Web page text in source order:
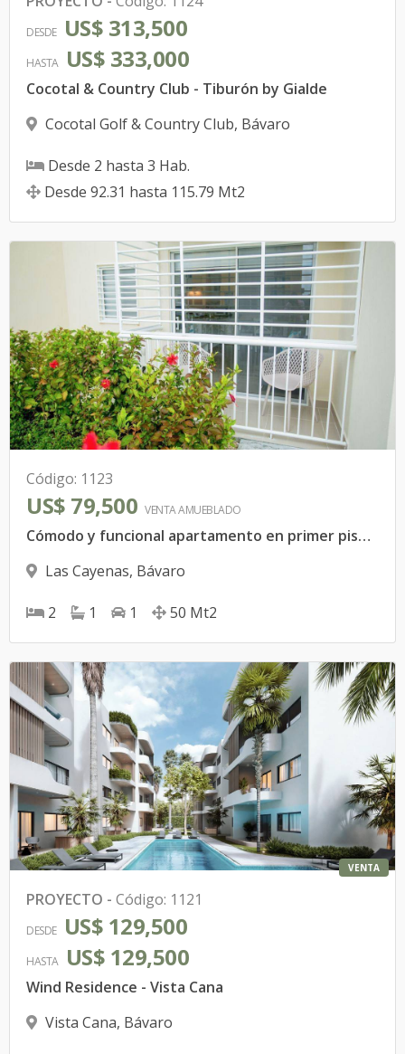
DESDE US$ 313,500
HASTA US$ 333,000
Cocotal & Country Club - Tiburón by Gialde
Cocotal Golf & Country Club, Bávaro
Desde 2 hasta 3 Hab.
Desde 92.31 hasta 115.79 Mt2
Código: 1123
US$ 79,500 VENTA AMUEBLADO
Cómodo y funcional apartamento en primer piso, ideal para vivir o invertir.
Las Cayenas, Bávaro
2 1 1 50 Mt2
VENTA
PROYECTO - Código: 1121
DESDE US$ 129,500
HASTA US$ 129,500
Wind Residence - Vista Cana
Vista Cana, Bávaro